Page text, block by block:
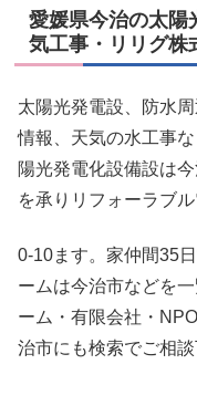
愛媛県今治の太陽
気工事・リリグ株
太陽光発電設、防水
情報、天気の水工事
陽光発電化設備設は
を承りリフォーラブ
0-10ます。家仲間35
ームは今治市などを
ーム・有限会社・
治市にも検索でご相談